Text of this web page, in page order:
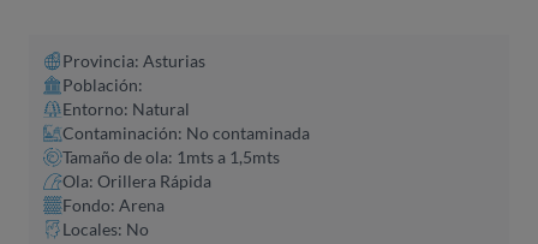
Provincia: Asturias
Población:
Entorno: Natural
Contaminación: No contaminada
Tamaño de ola: 1mts a 1,5mts
Ola: Orillera Rápida
Fondo: Arena
Locales: No